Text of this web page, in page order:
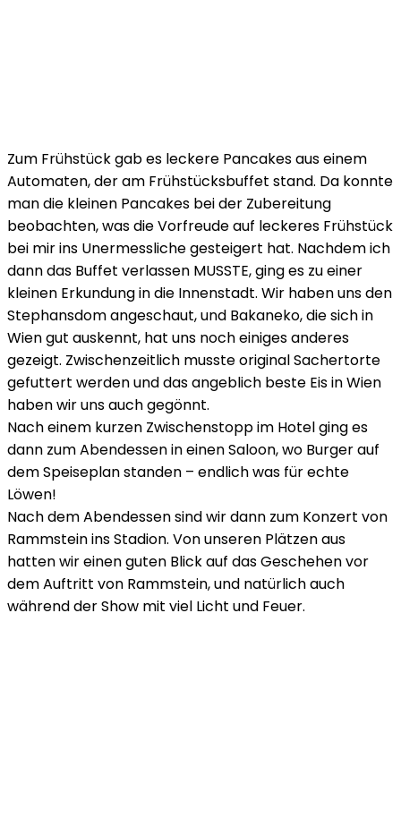
Zum Frühstück gab es leckere Pancakes aus einem
Automaten, der am Frühstücksbuffet stand. Da konnte
man die kleinen Pancakes bei der Zubereitung
beobachten, was die Vorfreude auf leckeres Frühstück
bei mir ins Unermessliche gesteigert hat. Nachdem ich
dann das Buffet verlassen MUSSTE, ging es zu einer
kleinen Erkundung in die Innenstadt. Wir haben uns den
Stephansdom angeschaut, und Bakaneko, die sich in
Wien gut auskennt, hat uns noch einiges anderes
gezeigt. Zwischenzeitlich musste original Sachertorte
gefuttert werden und das angeblich beste Eis in Wien
haben wir uns auch gegönnt.
Nach einem kurzen Zwischenstopp im Hotel ging es
dann zum Abendessen in einen Saloon, wo Burger auf
dem Speiseplan standen – endlich was für echte
Löwen!
Nach dem Abendessen sind wir dann zum Konzert von
Rammstein ins Stadion. Von unseren Plätzen aus
hatten wir einen guten Blick auf das Geschehen vor
dem Auftritt von Rammstein, und natürlich auch
während der Show mit viel Licht und Feuer.